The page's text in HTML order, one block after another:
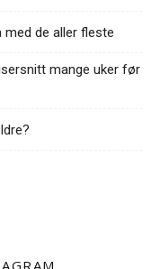
med de aller fleste
mange uker før